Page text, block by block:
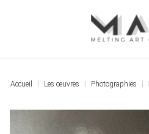
Accueil Les œuvres Photographies